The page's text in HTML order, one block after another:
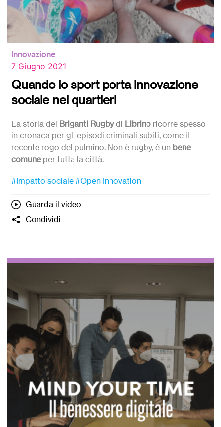
Innovazione
7 Giugno 2021
Quando lo sport porta innovazione
sociale nei quartieri
La storia dei Briganti Rugbydi Librino ricorre spesso
in cronaca per gli episodi criminali subiti, come il
recente rogo del pulmino. Non è rugby, è un bene
comuneper tutta la città.
#Impatto sociale #Open Innovation
Guarda il video
Condividi